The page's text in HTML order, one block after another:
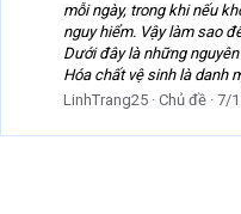
mỗi ngày, trong khi nếu
nguy hiểm. Vậy làm sao
Dưới đây là những
Hóa chất vệ sinh là danh
LinhTrang25 Chủ đề 7/